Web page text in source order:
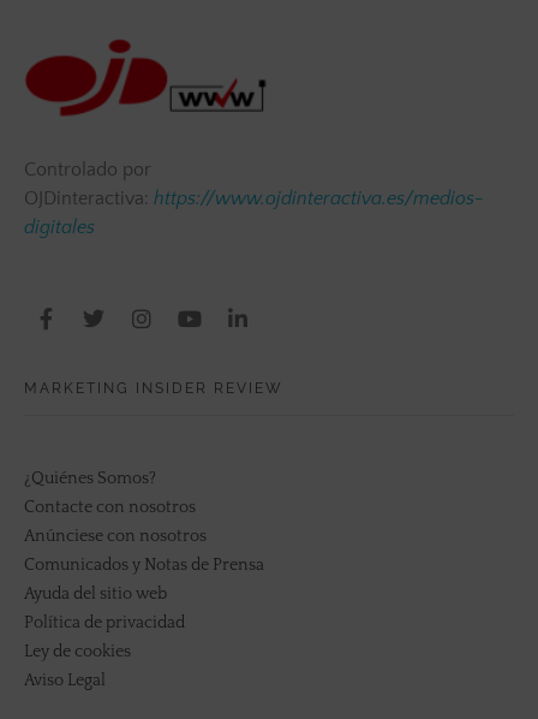
Controlado por
OJDinteractiva: https://www.ojdinteractiva.es/medios-
digitales
MARKETING INSIDER REVIEW
¿Quiénes Somos?
Contacte con nosotros
Anúnciese con nosotros
Comunicados y Notas de Prensa
Ayuda del sitio web
Política de privacidad
Ley de cookies
Aviso Legal